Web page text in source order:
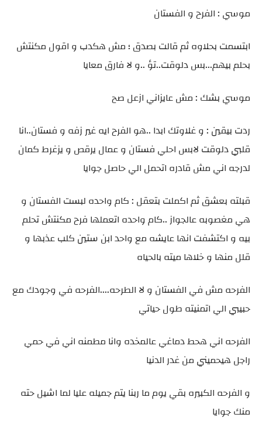
موسي : الفرح و الفستان
ابتسمت بحلاوه ثم قالت بصدق ؛ مش هكدب و اقول مكنتش
بحلم بيهم...بس دلوقت..تؤ ..و لا فارق معايا
موسي بشك : مش عايزاني ازعل صح
ردت بيقين : و غلاوتك ابدا ..هو الفرح ايه غير زفه و فستان..انا
قلبي دلوقت لابس احلي فستان و عمال يرقص و يزغرط كمان
لدرجه اني مش قادره اتحمل الي حاصل جوايا
قبلته بعشق ثم اكملت بتعقل : كام واحده لبست الفستان و
هي مغصوبه عالجواز ..كام واحده اتعملها فرح مكنتش تحلم
بيه و اكتشفت انها عايشه مع واحد ابن ستين كلب عذبها و
قلل منها و خلاها ميته بالحياه
الفرحه مش في الفستان و لا الطرحه....الفرحه في وجودك مع
حبيبي الي اتمنيته طول حياتي
الفرحه اني هحط دماغي عالمخده وانا مطمنه اني في حمي
راجل هيحميني من غدر الدنيا
و الفرحه الكبيره بقي يوم ما ربنا يتم جميله عليا لما اشيل حته
منك جوايا